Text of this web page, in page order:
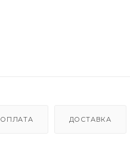
ОПЛАТА ДОСТАВКА